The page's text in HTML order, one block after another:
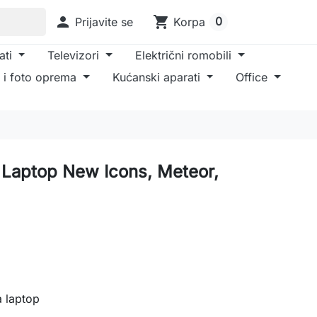
 Prijavite se shopping_cart Korpa 0
Televizori
Električni romobili
i foto oprema Kućanski aparati
Office
New Icons, Meteor,
laptop